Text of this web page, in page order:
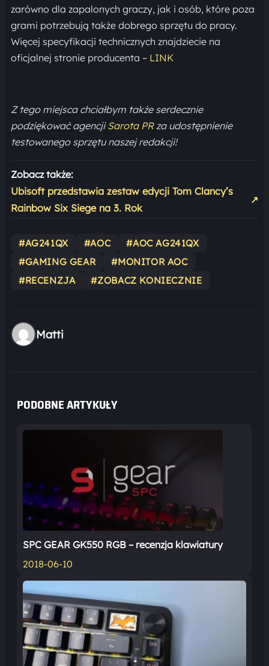
zarówno dla zapalonych graczy, jak i osób, które poza
grami potrzebują także dobrego sprzętu do pracy.
Więcej specyfikacji technicznych znajdziecie na
oficjalnej stronie producenta – LINK
Z tego miejsca chciałbym także serdecznie
podziękować agencjiSarota PRza udostępnienie
testowanego sprzętu naszej redakcji!
Zobacz także:
Ubisoft przedstawia zestaw edycji Tom Clancy’s
Rainbow Six Siege na 3. Rok
↗
#AG241QX #AOC
#AOC AG241QX
#GAMING GEAR
#MONITOR AOC
#RECENZJA
#ZOBACZ KONIECZNIE
Matti
PODOBNE ARTYKUŁY
SPC GEAR GK550 RGB – recenzja klawiatury
2018-06-10